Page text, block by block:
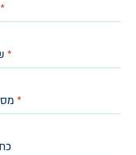
*
*
*